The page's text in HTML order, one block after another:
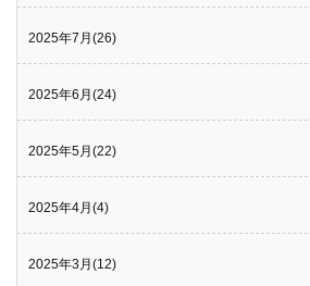
2025年7月(26)
2025年6月(24)
2025年5月(22)
2025年4月(4)
2025年3月(12)